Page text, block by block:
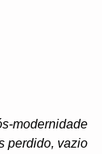
modernidade
perdido, vazio